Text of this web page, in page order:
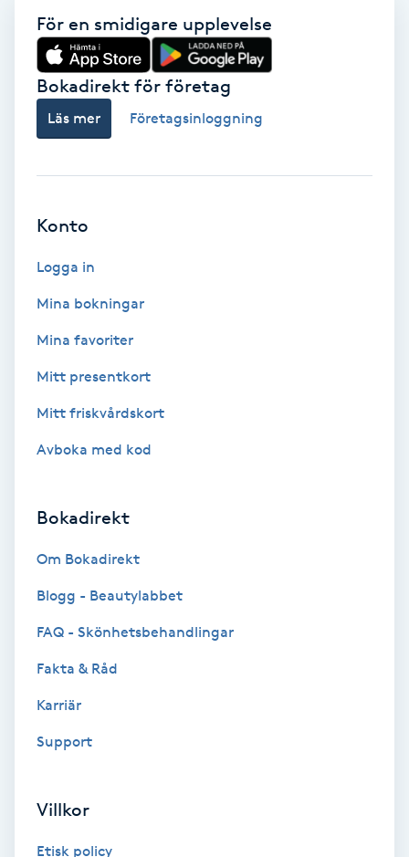
Funktionsanalys
Färgning
Föning
Gellack med förstärkning
Gravidyoga
Headspa
För en smidigare upplevelse
Bokadirekt för företag
Läs mer Företagsinloggning
Konto
Logga in
Mina bokningar
Mina favoriter
Mitt presentkort
Mitt friskvårdskort
Avboka med kod
Bokadirekt
Om Bokadirekt
Blogg - Beautylabbet
FAQ - Skönhetsbehandlingar
Fakta & Råd
Karriär
Support
Villkor
Etisk policy